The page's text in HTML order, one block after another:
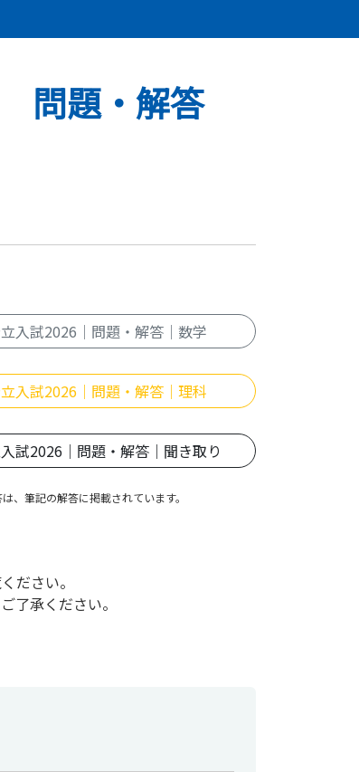
問題・解答
入試2026｜問題・解答｜数学
入試2026｜問題・解答｜理科
試2026｜問題・解答｜聞き取り
、筆記の解答に掲載されています。
ださい。
了承ください。